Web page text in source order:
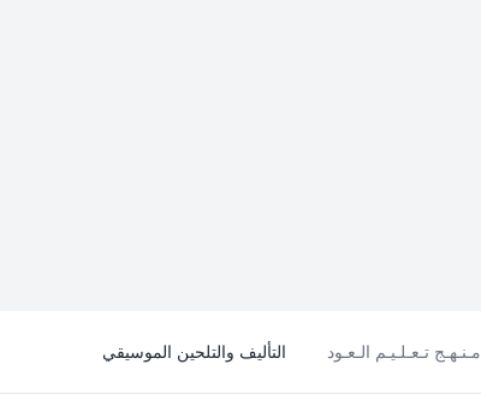
مـنـهـج تـعـلـيـم الـعـود التأليف والتلحين الموسيقي